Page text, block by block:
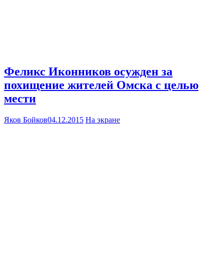
Феликс Иконников осужден за
похищение жителей Омска с целью
мести
Яков Бойков04.12.2015 На экране